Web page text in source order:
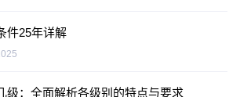
件25年详解
级：全面解析各级别的特点与要求